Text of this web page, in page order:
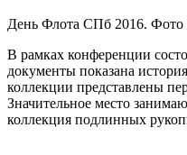
День Флота СПб 2016.
В рамках конференции
документы показана
коллекции представлены
Значительное место
коллекция подлинных